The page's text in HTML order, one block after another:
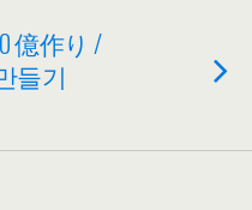
億作り /
들기